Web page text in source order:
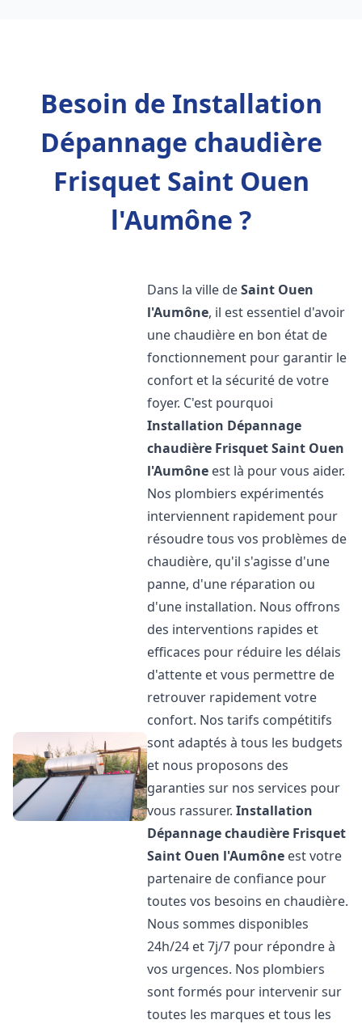
Besoin de Installation
Dépannage chaudière
Frisquet Saint Ouen
l'Aumône ?
Dans la ville deSaint Ouen
l'Aumône, il est essentiel d'avoir
une chaudière en bon état de
fonctionnement pour garantir le
confort et la sécurité de votre
foyer. C'est pourquoi
Installation Dépannage
chaudière FrisquetSaint Ouen
l'Aumône est là pour vous aider.
Nos plombiers expérimentés
interviennent rapidement pour
résoudre tous vos problèmes de
chaudière, qu'il s'agisse d'une
panne, d'une réparation ou
d'une installation. Nous offrons
des interventions rapides et
efficaces pour réduire les délais
d'attente et vous permettre de
retrouver rapidement votre
confort. Nos tarifs compétitifs
sont adaptés à tous les budgets
et nous proposons des
garanties sur nos services pour
vous rassurer.Installation
Dépannage chaudière Frisquet
Saint Ouen l'Aumône est votre
partenaire de confiance pour
toutes vos besoins en chaudière.
Nous sommes disponibles
24h/24 et 7j/7 pour répondre à
vos urgences. Nos plombiers
sont formés pour intervenir sur
toutes les marques et tous les